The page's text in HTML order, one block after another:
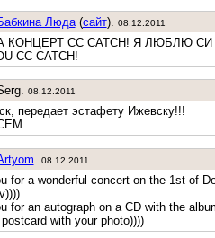
Люда(cайт). 08.12.2011
КОНЦЕРТ СС СATCH! Я ЛЮБЛЮ СИ
CC CATCH!
08.12.2011
передает эстафету Ижевску!!!
08.12.2011
for a wonderful concert on the 1st of
for an autograph on a CD with the
with your photo))))